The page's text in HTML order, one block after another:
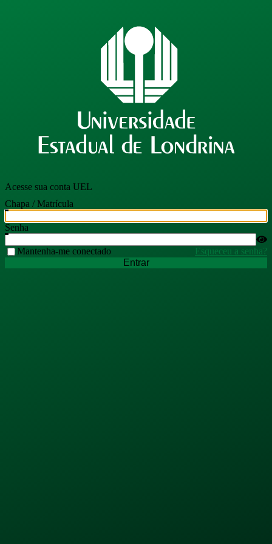
Acesse sua conta UEL
Chapa / Matrícula
Senha
Mantenha-me conectado
Esqueceu a senha?
Entrar